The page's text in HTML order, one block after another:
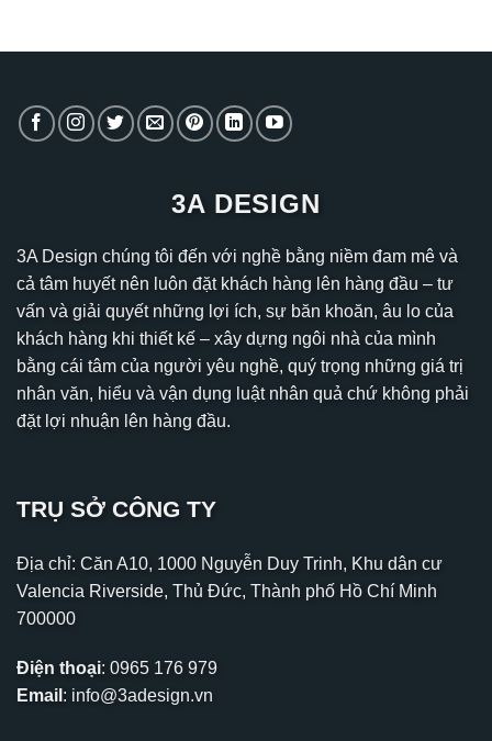
3A DESIGN
3A Design chúng tôi đến với nghề bằng niềm đam mê và
cả tâm huyết nên luôn đặt khách hàng lên hàng đầu – tư
vấn và giải quyết những lợi ích, sự băn khoăn, âu lo của
khách hàng khi thiết kế – xây dựng ngôi nhà của mình
bằng cái tâm của người yêu nghề, quý trọng những giá trị
nhân văn, hiểu và vận dụng luật nhân quả chứ không phải
đặt lợi nhuận lên hàng đầu.
TRỤ SỞ CÔNG TY
Địa chỉ: Căn A10, 1000 Nguyễn Duy Trinh, Khu dân cư
Valencia Riverside, Thủ Đức, Thành phố Hồ Chí Minh
700000
Điện thoại: 0965 176 979
Email : info@3adesign.vn